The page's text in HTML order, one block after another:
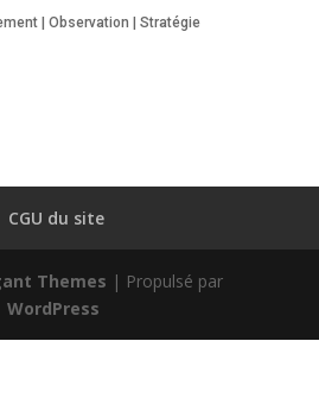
| Observation | Stratégie
CGU du site
Themes | Propulsé par
WordPress